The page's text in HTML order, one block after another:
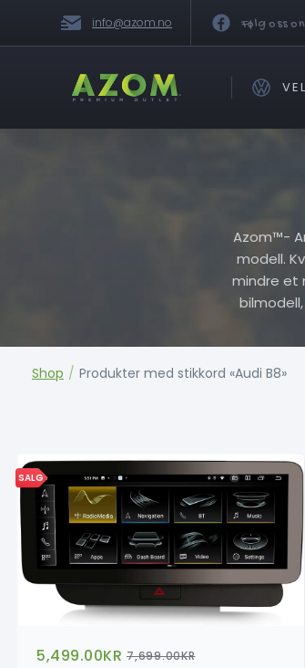
info@azom.no Følg oss
Azom™-
modell.
mindre et
Shop / Produkter med stikkord «Audi B8»
SALG
5,499.00KR 7,699.00KR